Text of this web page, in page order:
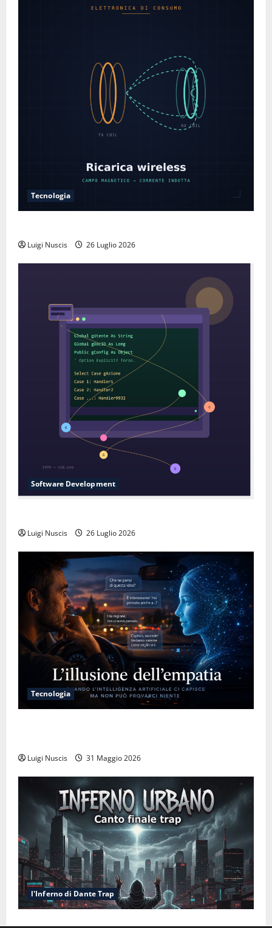
Tecnologia
Luigi Nuscis 26 Luglio 2026
Software Development
Luigi Nuscis 26 Luglio 2026
Tecnologia
Luigi Nuscis 31 Maggio 2026
l'Inferno di Dante Trap